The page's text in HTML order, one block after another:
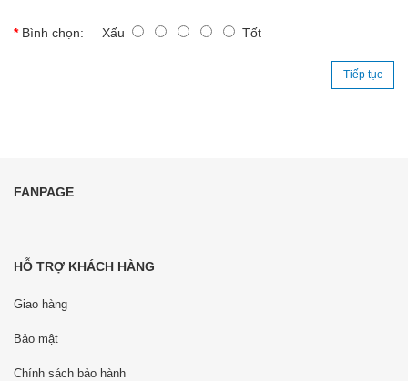
Bình chọn: Xấu Tốt
Tiếp tục
FANPAGE
HỖ TRỢ KHÁCH HÀNG
Giao hàng
Bảo mật
Chính sách bảo hành